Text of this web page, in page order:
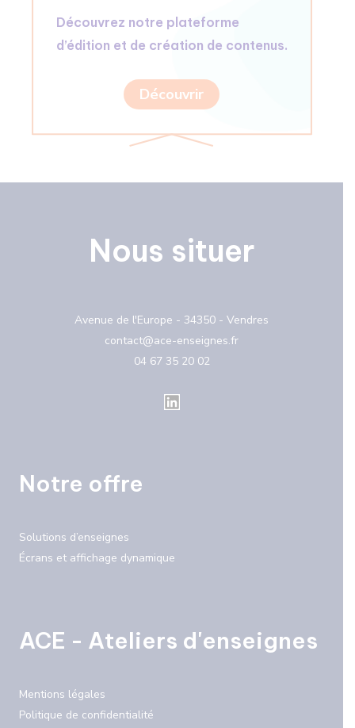
Découvrez notre plateforme
d’édition et de création de contenus.
Découvrir
Nous situer
Avenue de l'Europe - 34350 - Vendres
contact@ace-enseignes.fr
04 67 35 20 02
Notre offre
Solutions d’enseignes
Écrans et affichage dynamique
ACE - Ateliers d'enseignes
Mentions légales
Politique de confidentialité